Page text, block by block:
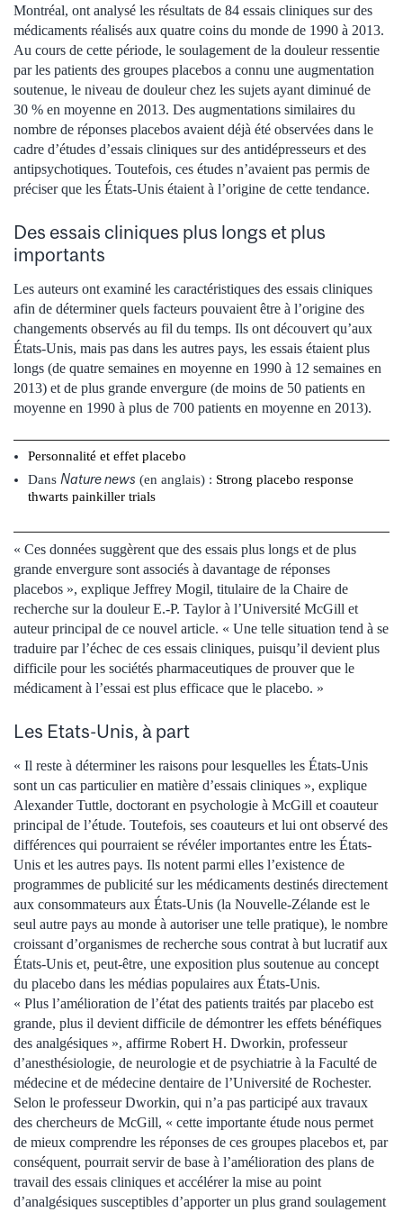
Montréal, ont analysé les résultats de 84 essais cliniques sur des
médicaments réalisés aux quatre coins du monde de 1990 à 2013.
Au cours de cette période, le soulagement de la douleur ressentie
par les patients des groupes placebos a connu une augmentation
soutenue, le niveau de douleur chez les sujets ayant diminué de
30 % en moyenne en 2013. Des augmentations similaires du
nombre de réponses placebos avaient déjà été observées dans le
cadre d’études d’essais cliniques sur des antidépresseurs et des
antipsychotiques. Toutefois, ces études n’avaient pas permis de
préciser que les États-Unis étaient à l’origine de cette tendance.
Des essais cliniques plus longs et plus
importants
Les auteurs ont examiné les caractéristiques des essais cliniques
afin de déterminer quels facteurs pouvaient être à l’origine des
changements observés au fil du temps. Ils ont découvert qu’aux
États-Unis, mais pas dans les autres pays, les essais étaient plus
longs (de quatre semaines en moyenne en 1990 à 12 semaines en
2013) et de plus grande envergure (de moins de 50 patients en
moyenne en 1990 à plus de 700 patients en moyenne en 2013).
Personnalité et effet placebo
Dans Nature news (en anglais) : Strong placebo response
thwarts painkiller trials
« Ces données suggèrent que des essais plus longs et de plus
grande envergure sont associés à davantage de réponses
placebos », explique Jeffrey Mogil, titulaire de la Chaire de
recherche sur la douleur E.-P. Taylor à l’Université McGill et
auteur principal de ce nouvel article. « Une telle situation tend à se
traduire par l’échec de ces essais cliniques, puisqu’il devient plus
difficile pour les sociétés pharmaceutiques de prouver que le
médicament à l’essai est plus efficace que le placebo. »
Les Etats-Unis, à part
« Il reste à déterminer les raisons pour lesquelles les États-Unis
sont un cas particulier en matière d’essais cliniques », explique
Alexander Tuttle, doctorant en psychologie à McGill et coauteur
principal de l’étude. Toutefois, ses coauteurs et lui ont observé des
différences qui pourraient se révéler importantes entre les États-
Unis et les autres pays. Ils notent parmi elles l’existence de
programmes de publicité sur les médicaments destinés directement
aux consommateurs aux États-Unis (la Nouvelle-Zélande est le
seul autre pays au monde à autoriser une telle pratique), le nombre
croissant d’organismes de recherche sous contrat à but lucratif aux
États-Unis et, peut-être, une exposition plus soutenue au concept
du placebo dans les médias populaires aux États-Unis.
« Plus l’amélioration de l’état des patients traités par placebo est
grande, plus il devient difficile de démontrer les effets bénéfiques
des analgésiques », affirme Robert H. Dworkin, professeur
d’anesthésiologie, de neurologie et de psychiatrie à la Faculté de
médecine et de médecine dentaire de l’Université de Rochester.
Selon le professeur Dworkin, qui n’a pas participé aux travaux
des chercheurs de McGill, « cette importante étude nous permet
de mieux comprendre les réponses de ces groupes placebos et, par
conséquent, pourrait servir de base à l’amélioration des plans de
travail des essais cliniques et accélérer la mise au point
d’analgésiques susceptibles d’apporter un plus grand soulagement